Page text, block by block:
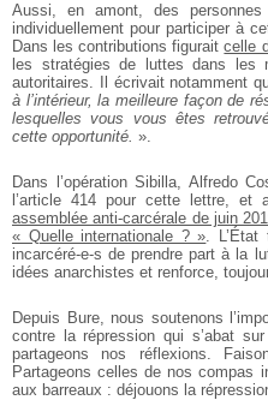
Aussi, en amont, des
individuellement pour participer à
Dans les contributions figuraitcelle
les stratégies de luttes dans les
autoritaires. Il écrivait notamment
à l’intérieur, la meilleure façon de
lesquelles vous vous êtes
cette opportunité. ».
Dans l’opération Sibilla, Alfredo
l’article 414 pour cette lettre, et
assemblée anti-carcérale de juin
« Quelle internationale ? ». L’État
incarcéré-e-s de prendre part à la
idées anarchistes et renforce,
Depuis Bure, nous soutenons
contre la répression qui s’abat
partageons nos réflexions.
Partageons celles de nos compas
aux barreaux : déjouons la